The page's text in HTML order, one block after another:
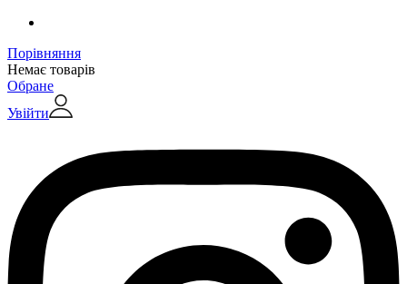
Порівняння
Немає товарів
Обране
Увійти